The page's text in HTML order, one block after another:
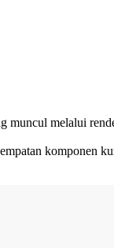
muncul melalui
komponen